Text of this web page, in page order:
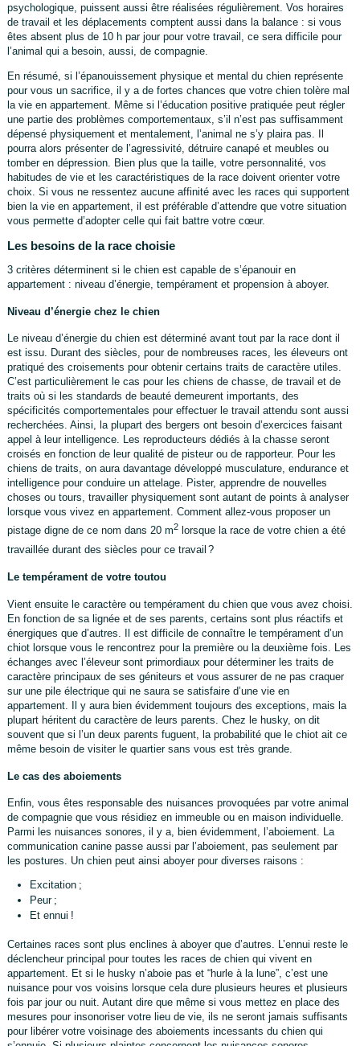
psychologique, puissent aussi être réalisées régulièrement. Vos horaires
de travail et les déplacements comptent aussi dans la balance : si vous
êtes absent plus de 10 h par jour pour votre travail, ce sera difficile pour
l’animal qui a besoin, aussi, de compagnie.
En résumé, si l’épanouissement physique et mental du chien représente
pour vous un sacrifice, il y a de fortes chances que votre chien tolère mal
la vie en appartement. Même si l’éducation positive pratiquée peut régler
une partie des problèmes comportementaux, s’il n’est pas suffisamment
dépensé physiquement et mentalement, l’animal ne s’y plaira pas. Il
pourra alors présenter de l’agressivité, détruire canapé et meubles ou
tomber en dépression. Bien plus que la taille, votre personnalité, vos
habitudes de vie et les caractéristiques de la race doivent orienter votre
choix. Si vous ne ressentez aucune affinité avec les races qui supportent
bien la vie en appartement, il est préférable d’attendre que votre situation
vous permette d’adopter celle qui fait battre votre cœur.
Les besoins de la race choisie
3 critères déterminent si le chien est capable de s’épanouir en
appartement : niveau d’énergie, tempérament et propension à aboyer.
Niveau d’énergie chez le chien
Le niveau d’énergie du chien est déterminé avant tout par la race dont il
est issu. Durant des siècles, pour de nombreuses races, les éleveurs ont
pratiqué des croisements pour obtenir certains traits de caractère utiles.
C’est particulièrement le cas pour les chiens de chasse, de travail et de
traits où si les standards de beauté demeurent importants, des
spécificités comportementales pour effectuer le travail attendu sont aussi
recherchées. Ainsi, la plupart des bergers ont besoin d’exercices faisant
appel à leur intelligence. Les reproducteurs dédiés à la chasse seront
croisés en fonction de leur qualité de pisteur ou de rapporteur. Pour les
chiens de traits, on aura davantage développé musculature, endurance et
intelligence pour conduire un attelage. Pister, apprendre de nouvelles
choses ou tours, travailler physiquement sont autant de points à analyser
lorsque vous vivez en appartement. Comment allez-vous proposer un
pistage digne de ce nom dans 20 m2lorsque la race de votre chien a été
travaillée durant des siècles pour ce travail ?
Le tempérament de votre toutou
Vient ensuite le caractère ou tempérament du chien que vous avez choisi.
En fonction de sa lignée et de ses parents, certains sont plus réactifs et
énergiques que d’autres. Il est difficile de connaître le tempérament d’un
chiot lorsque vous le rencontrez pour la première ou la deuxième fois. Les
échanges avec l’éleveur sont primordiaux pour déterminer les traits de
caractère principaux de ses géniteurs et vous assurer de ne pas craquer
sur une pile électrique qui ne saura se satisfaire d’une vie en
appartement. Il y aura bien évidemment toujours des exceptions, mais la
plupart héritent du caractère de leurs parents. Chez le husky, on dit
souvent que si l’un deux parents fuguent, la probabilité que le chiot ait ce
même besoin de visiter le quartier sans vous est très grande.
Le cas des aboiements
Enfin, vous êtes responsable des nuisances provoquées par votre animal
de compagnie que vous résidiez en immeuble ou en maison individuelle.
Parmi les nuisances sonores, il y a, bien évidemment, l’aboiement. La
communication canine passe aussi par l’aboiement, pas seulement par
les postures. Un chien peut ainsi aboyer pour diverses raisons :
Excitation ;
Peur ;
Et ennui !
Certaines races sont plus enclines à aboyer que d’autres. L’ennui reste le
déclencheur principal pour toutes les races de chien qui vivent en
appartement. Et si le husky n’aboie pas et “hurle à la lune”, c’est une
nuisance pour vos voisins lorsque cela dure plusieurs heures et plusieurs
fois par jour ou nuit. Autant dire que même si vous mettez en place des
mesures pour insonoriser votre lieu de vie, ils ne seront jamais suffisants
pour libérer votre voisinage des aboiements incessants du chien qui